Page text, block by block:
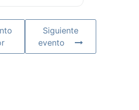
Siguiente
evento